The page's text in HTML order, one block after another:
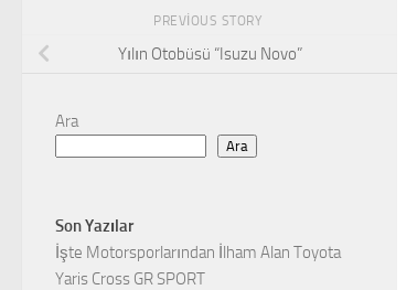
PREVIOUS STORY
Yılın Otobüsü “Isuzu Novo”
Ara
Ara
Son Yazılar
İşte Motorsporlarından İlham Alan Toyota
Yaris Cross GR SPORT